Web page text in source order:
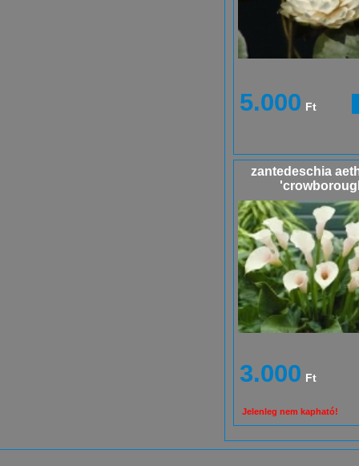
5.000 Ft
zantedeschia
3.000 Ft
Jelenleg nem kapható!